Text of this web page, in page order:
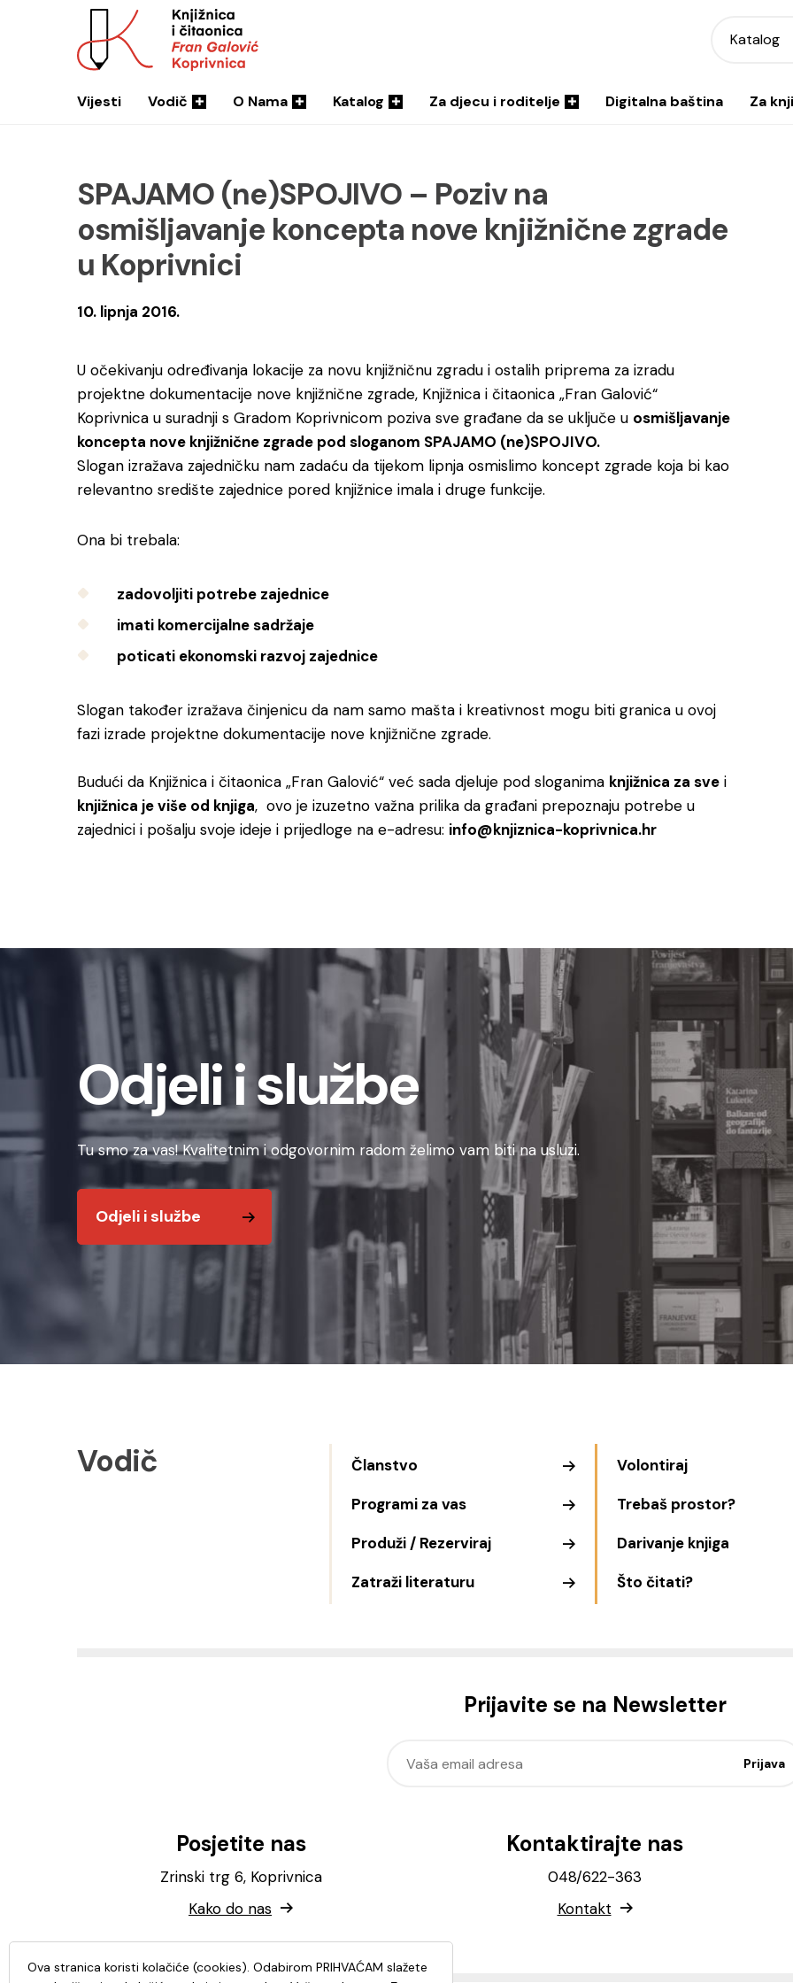
Katalog
Vijesti Vodič O Nama Katalog Za djecu i roditelje Digitalna baština Za
SPAJAMO (ne)SPOJIVO – Poziv na
osmišljavanje koncepta nove knjižnične zgrade
u Koprivnici
10. lipnja 2016.
U očekivanju određivanja lokacije za novu knjižničnu zgradu i ostalih priprema za izradu
projektne dokumentacije nove knjižnične zgrade, Knjižnica i čitaonica „Fran Galović“
Koprivnica u suradnji s Gradom Koprivnicom poziva sve građane da se uključe u osmišljavanje
koncepta nove knjižnične zgrade pod sloganom SPAJAMO (ne)SPOJIVO.
Slogan izražava zajedničku nam zadaću da tijekom lipnja osmislimo koncept zgrade koja bi kao
relevantno središte zajednice pored knjižnice imala i druge funkcije.
Ona bi trebala:
zadovoljiti potrebe zajednice
imati komercijalne sadržaje
poticati ekonomski razvoj zajednice
Slogan također izražava činjenicu da nam samo mašta i kreativnost mogu biti granica u ovoj
fazi izrade projektne dokumentacije nove knjižnične zgrade.
Budući da Knjižnica i čitaonica „Fran Galović“ već sada djeluje pod sloganima knjižnica za sve i
knjižnica je više od knjiga, ovo je izuzetno važna prilika da građani prepoznaju potrebe u
zajednici i pošalju svoje ideje i prijedloge na e-adresu: info@knjiznica-koprivnica.hr
Odjeli i službe
Tu smo za vas! Kvalitetnim i odgovornim radom želimo vam biti na usluzi.
Odjeli i službe
Vodič
Članstvo
Programi za vas
Produži / Rezerviraj
Zatraži literaturu
Volontiraj
Trebaš prostor?
Darivanje knjiga
Što čitati?
Prijavite se na Newsletter
Posjetite nas
Zrinski trg 6, Koprivnica
Kako do nas
Kontaktirajte nas
048/622-363
Kontakt
Ova stranica koristi kolačiće (cookies). Odabirom PRIHVAĆAM slažete